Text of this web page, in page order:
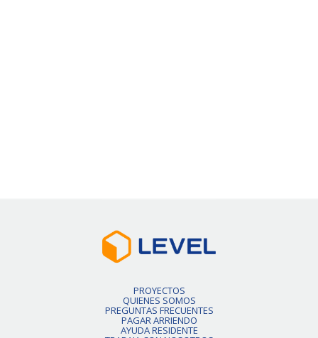
PROYECTOS
QUIENES SOMOS
PREGUNTAS FRECUENTES
PAGAR ARRIENDO
AYUDA RESIDENTE